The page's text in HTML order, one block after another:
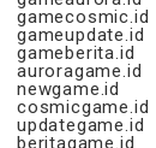
gamecosmic.id
gameupdate.id
gameberita.id
auroragame.id
newgame.id
cosmicgame.id
updategame.id
beritagame.id